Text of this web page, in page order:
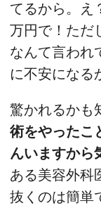
てるから。え
万円で！ただ
なんて言われ
に不安になる
驚かれるかも
術をやったこ
んいますから
ある美容外科
抜くのは簡単